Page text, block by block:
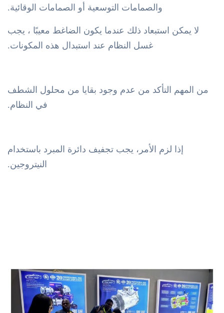
والصمامات التوسعية أو الصمامات الوقائية.
لا يمكن استبعاد ذلك عندما يكون الضاغط معيبًا ، يجب
غسل النظام عند استبدال هذه المكونات.
من المهم التأكد من عدم وجود بقايا من محلول الشطف
في النظام.
إذا لزم الأمر، يجب تجفيف دائرة المبرد باستخدام
النيتروجين.